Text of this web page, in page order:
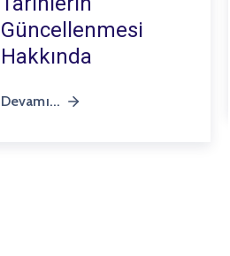
Güncellenmesi
Hakkında
Devamı...